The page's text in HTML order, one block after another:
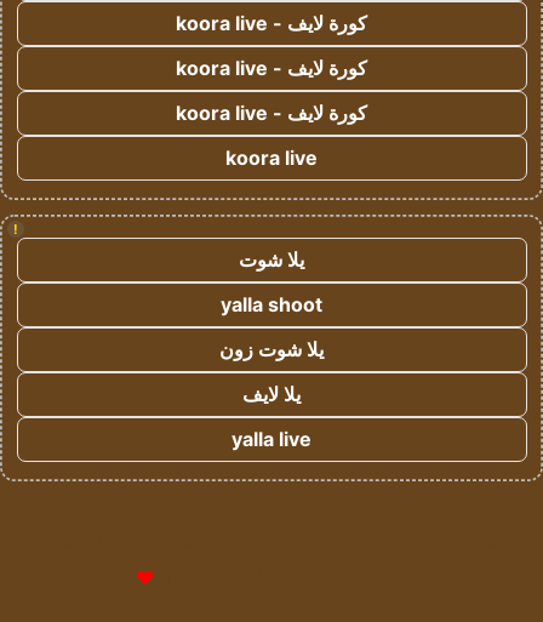
كورة لايف - koora live
كورة لايف - koora live
كورة لايف - koora live
koora live
!
يلا شوت
yalla shoot
يلا شوت زون
يلا لايف
yalla live